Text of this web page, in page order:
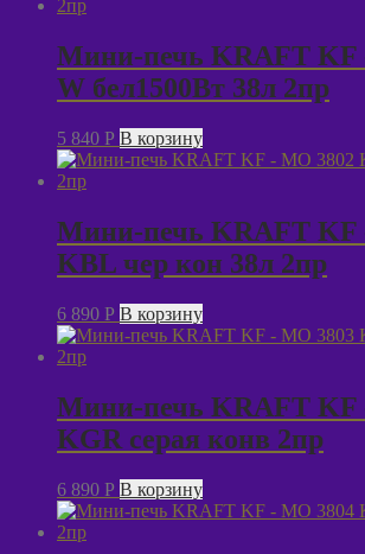
Мини-печь KRAFT KF
W бел1500Вт 38л 2пр
5 840 P В корзину
Мини-печь KRAFT KF
KBL чер кон 38л 2пр
6 890 P В корзину
Мини-печь KRAFT KF
KGR серая конв 2пр
6 890 P В корзину